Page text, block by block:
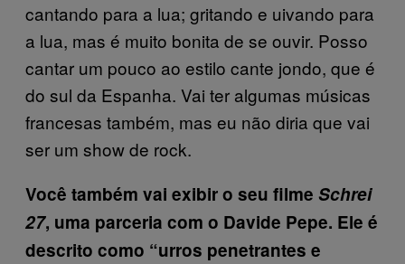
cantando para a lua; gritando e uivando para
a lua, mas é muito bonita de se ouvir. Posso
cantar um pouco ao estilo cante jondo, que é
do sul da Espanha. Vai ter algumas músicas
francesas também, mas eu não diria que vai
ser um show de rock.
Você também vai exibir o seu filme Schrei
27, uma parceria com o Davide Pepe. Ele é
descrito como “urros penetrantes e